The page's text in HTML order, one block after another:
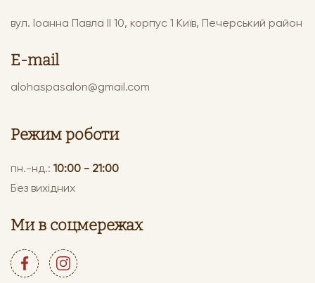
вул. Іоанна Павла ІІ 10, корпус 1 Київ, Печерський район
E-mail
alohaspasalon@gmail.com
Режим роботи
пн.-нд.: 10:00 - 21:00
Без вихідних
Ми в соцмережах